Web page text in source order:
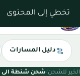
تخطي إلى المحتوى
دليل المسارات
الخير للشحن/شحن شنطة الى